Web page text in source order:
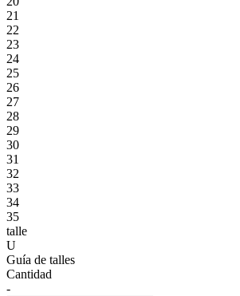
21
22
23
24
25
26
27
28
29
30
31
32
33
34
35
talle
U
Guía de talles
Cantidad
-